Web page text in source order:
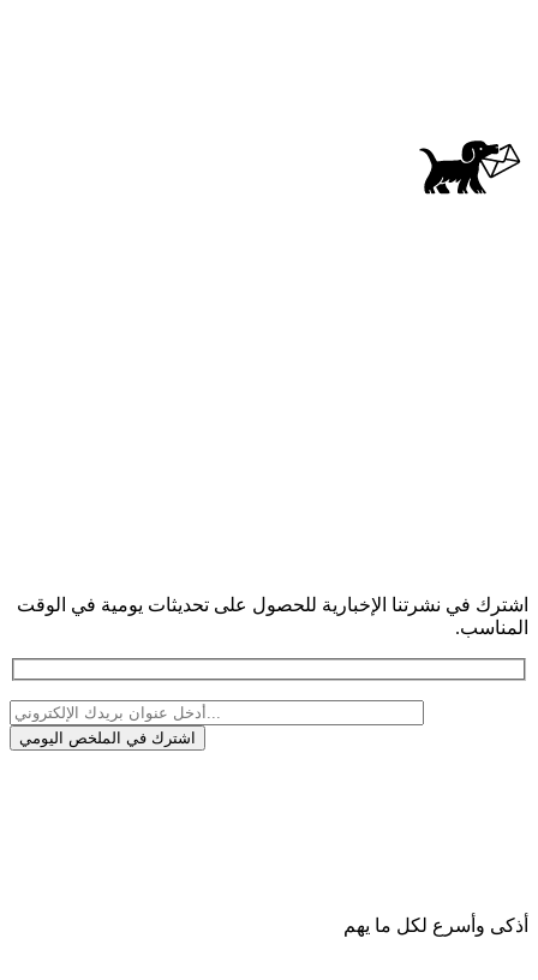
اشترك في نشرتنا الإخبارية للحصول على تحديثات يومية في الوقت
المناسب.
أذكى وأسرع لكل ما يهم